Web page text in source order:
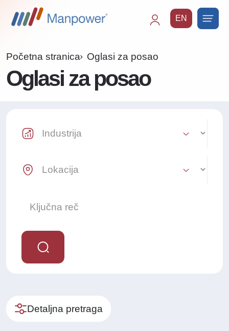
EN
Početna stranica Oglasi za posao
Oglasi za posao
Industry Select
Location Select
Detaljna pretraga